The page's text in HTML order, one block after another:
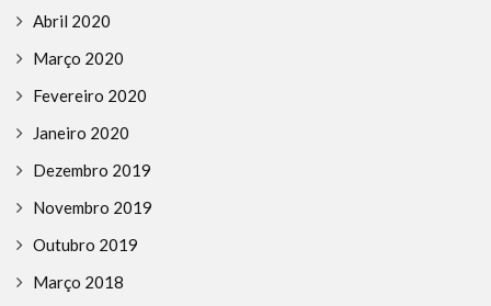
Abril 2020
Março 2020
Fevereiro 2020
Janeiro 2020
Dezembro 2019
Novembro 2019
Outubro 2019
Março 2018